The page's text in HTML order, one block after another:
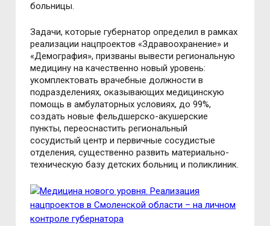
больницы.
Задачи, которые губернатор определил в рамках
реализации нацпроектов «Здравоохранение» и
«Демография», призваны вывести региональную
медицину на качественно новый уровень:
укомплектовать врачебные должности в
подразделениях, оказывающих медицинскую
помощь в амбулаторных условиях, до 99%,
создать новые фельдшерско-акушерские
пункты, переоснастить региональный
сосудистый центр и первичные сосудистые
отделения, существенно развить материально-
техническую базу детских больниц и поликлиник.